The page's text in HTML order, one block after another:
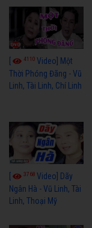
4110 Video] Một
Thời Phóng Đãng - Vũ
Linh, Tài Linh, Chí Linh
3768 Video] Dãy
Ngân Hà - Vũ Linh, Tài
Linh, Thoại Mỹ